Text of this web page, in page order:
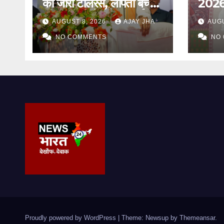
का जीरो टॉलरेंस, लापता बच्चों
की बरामदगी से लेकर पुनर्वास
तक पर जोर: सम्राट चौधरी
AUGUST 8, 2026 AJAY JHA
NO COMMENTS NO
Proudly powered by WordPress | Theme: Newsup by Themeansar.